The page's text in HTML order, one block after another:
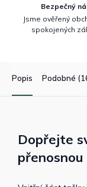
Bezpečný
Jsme ověřený
spokojených
Popis Podobné
Dopřejte